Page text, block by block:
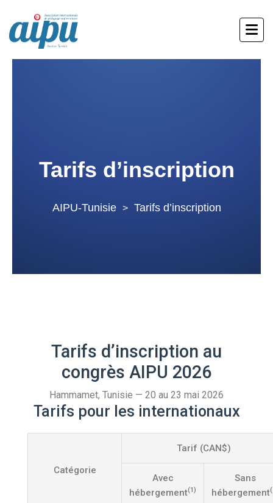
Tarifs d’inscription
AIPU-Tunisie > Tarifs d’inscription
Tarifs d’inscription au
congrès AIPU 2026
Hammamet, Tunisie — 20 au 23 mai 2026
Tarifs pour les internationaux
Catégorie
Tarif (CAN$)
Avec
hébergement(1)
Sans
hébergement